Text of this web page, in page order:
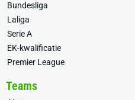
Bundesliga
Laliga
Serie A
EK-kwalificatie
Premier League
Teams